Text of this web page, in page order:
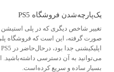
یک‌پارچه‌شدن فروشگاه PS5
صورت گرفته، این است که فروشگاه
می‌توانید به آن دسترسی داشته‌باشید.
بسیار ساده و سریع کرده‌است.